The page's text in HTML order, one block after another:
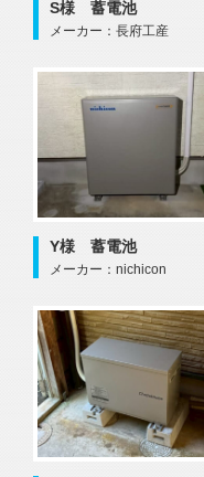
S様 蓄電池
メーカー：長府工産
Y様 蓄電池
メーカー：nichicon